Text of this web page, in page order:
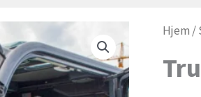
Hjem /